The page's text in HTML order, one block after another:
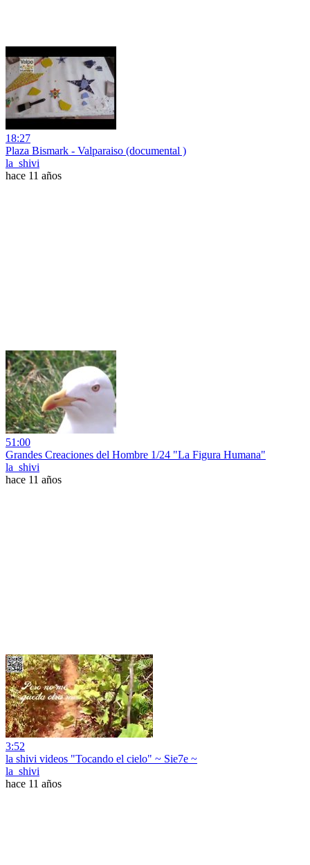
18:27
Plaza Bismark - Valparaiso (documental )
la_shivi
hace 11 años
51:00
Grandes Creaciones del Hombre 1/24 "La Figura Humana"
la_shivi
hace 11 años
3:52
la shivi videos "Tocando el cielo" ~ Sie7e ~
la_shivi
hace 11 años